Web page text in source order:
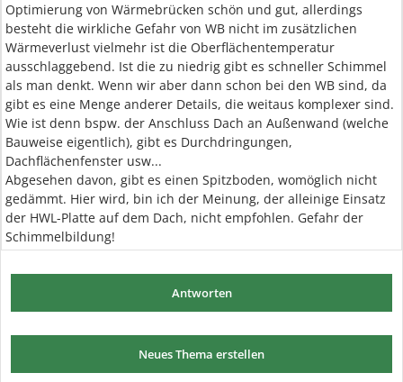
Optimierung von Wärmebrücken schön und gut, allerdings
besteht die wirkliche Gefahr von WB nicht im zusätzlichen
Wärmeverlust vielmehr ist die Oberflächentemperatur
ausschlaggebend. Ist die zu niedrig gibt es schneller Schimmel
als man denkt. Wenn wir aber dann schon bei den WB sind, da
gibt es eine Menge anderer Details, die weitaus komplexer sind.
Wie ist denn bspw. der Anschluss Dach an Außenwand (welche
Bauweise eigentlich), gibt es Durchdringungen,
Dachflächenfenster usw...
Abgesehen davon, gibt es einen Spitzboden, womöglich nicht
gedämmt. Hier wird, bin ich der Meinung, der alleinige Einsatz
der HWL-Platte auf dem Dach, nicht empfohlen. Gefahr der
Schimmelbildung!
Antworten
Neues Thema erstellen